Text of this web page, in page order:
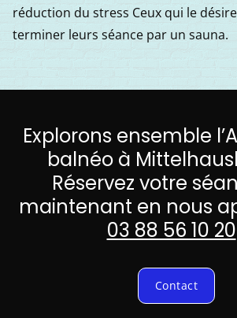
réduction du stress Ceux qui le
terminer leurs séance par un sauna.
Explorons ensemble
balnéo à
Réservez votre
maintenant en nous
03 88 56 10 20
Contact